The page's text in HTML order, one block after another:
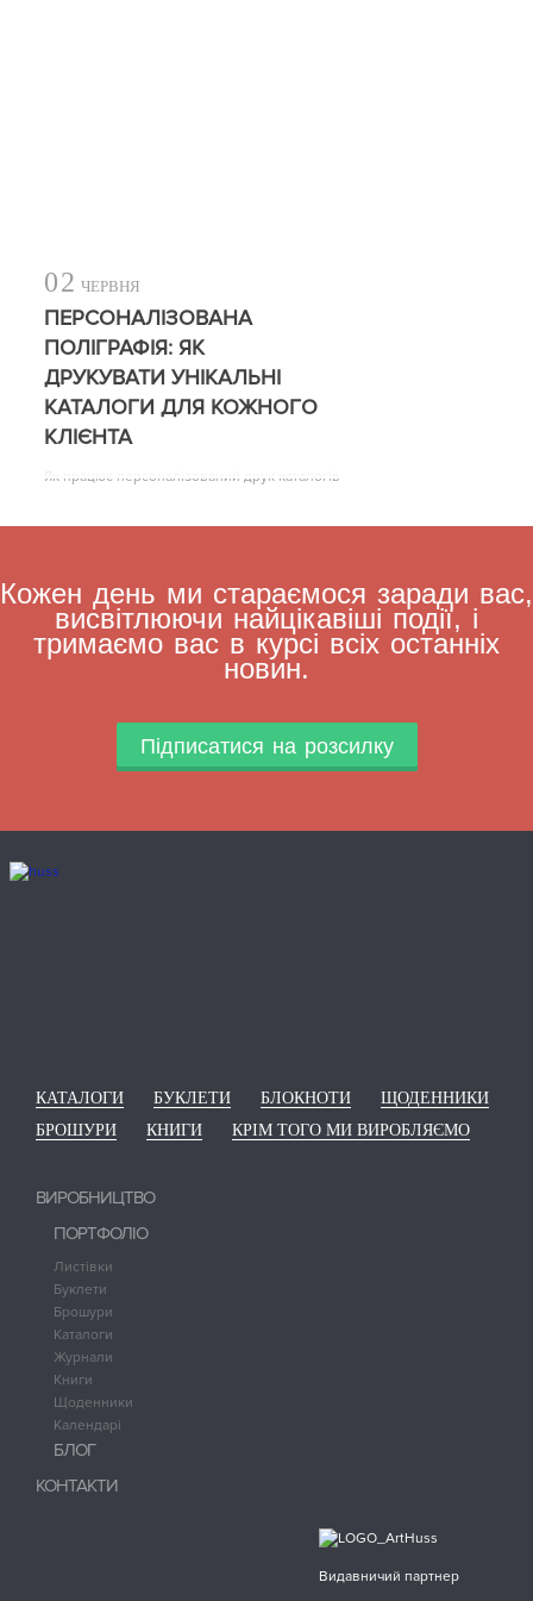
02 ЧЕРВНЯ
ПЕРСОНАЛІЗОВАНА
ПОЛІГРАФІЯ: ЯК
ДРУКУВАТИ УНІКАЛЬНІ
КАТАЛОГИ ДЛЯ КОЖНОГО
КЛІЄНТА
Як працює персоналізований друк каталогів
Кожен день ми стараємося заради вас,
висвітлюючи найцікавіші події, і
тримаємо вас в курсі всіх останніх
новин.
Підписатися на розсилку
КАТАЛОГИ БУКЛЕТИ БЛОКНОТИ
ЩОДЕННИКИ
БРОШУРИ
КНИГИ КРІМ ТОГО МИ ВИРОБЛЯЄМО
ВИРОБНИЦТВО
ПОРТФОЛІО
Листівки
Буклети
Брошури
Каталоги
Журнали
Книги
Щоденники
Календарі
БЛОГ
КОНТАКТИ
Видавничий партнер